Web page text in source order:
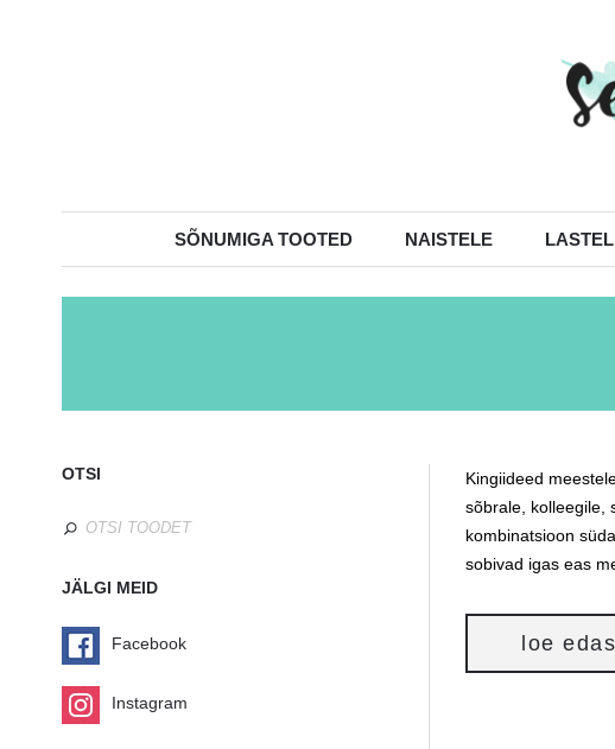
SÕNUMIGA TOOTED NAISTELE
Kingiideed
sõbrale, kolleegile,
kombinatsioon
sobivad igas eas
loe
OTSI
JÄLGI MEID
Facebook
Instagram